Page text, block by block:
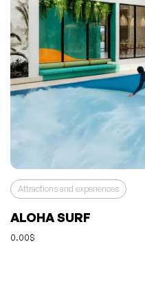
Attractions and experiences
ALOHA SURF
0.00$